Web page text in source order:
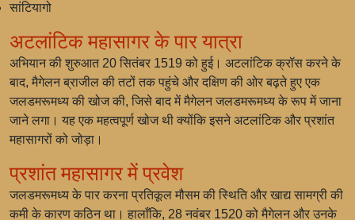
सांटियागो
अटलांटिक महासागर के पार यात्रा
अभियान की शुरुआत 20 सितंबर 1519 को हुई। अटलांटिक क्रॉस करने के
बाद, मैगेलन ब्राजील की तटों तक पहुंचे और दक्षिण की ओर बढ़ते हुए एक
जलडमरूमध्य की खोज की, जिसे बाद में मैगेलन जलडमरूमध्य के रूप में जाना
जाने लगा। यह एक महत्वपूर्ण खोज थी क्योंकि इसने अटलांटिक और प्रशांत
महासागरों को जोड़ा।
प्रशांत महासागर में प्रवेश
जलडमरूमध्य के पार करना प्रतिकूल मौसम की स्थिति और खाद्य सामग्री की
कमी के कारण कठिन था। हालाँकि, 28 नवंबर 1520 को मैगेलन और उनके